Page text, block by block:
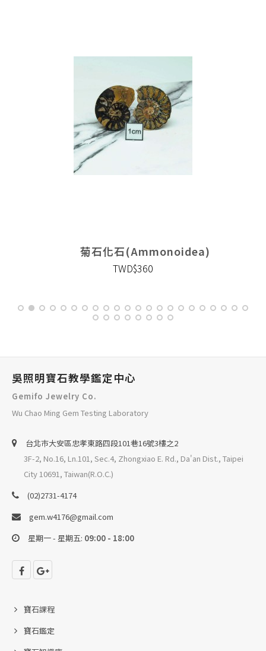
菊石化石(Ammonoidea)
TWD$360
吳照明寶石教學鑑定中心
Gemifo Jewelry Co.
Wu Chao Ming Gem Testing Laboratory
台北巿大安區忠孝東路四段101巷16號3樓之2
3F-2, No.16, Ln.101, Sec.4, Zhongxiao E. Rd., Da'an Dist., Taipei
City 10691, Taiwan(R.O.C.)
(02)2731-4174
gem.w4176@gmail.com
星期一 - 星期五: 09:00 - 18:00
寶石課程
寶石鑑定